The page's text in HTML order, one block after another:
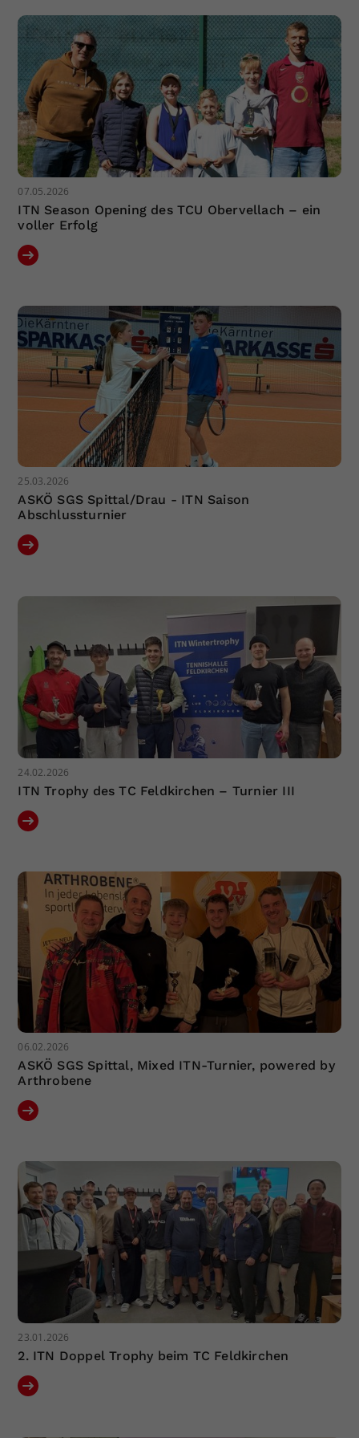
07.05.2026
ITN Season Opening des TCU Obervellach – ein
voller Erfolg
25.03.2026
ASKÖ SGS Spittal/Drau - ITN Saison
Abschlussturnier
24.02.2026
ITN Trophy des TC Feldkirchen – Turnier III
06.02.2026
ASKÖ SGS Spittal, Mixed ITN-Turnier, powered by
Arthrobene
23.01.2026
2. ITN Doppel Trophy beim TC Feldkirchen
Zweck
Dieser Wert speichert Ihre Consent-
Einstellungen. Unter anderem eine
zufällig generierte ID, für die
historische Speicherung Ihrer
vorgenommen Einstellungen, falls der
Webseiten-Betreiber dies eingestellt
hat.